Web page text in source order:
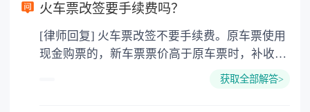
火车票改签要手续费吗？
[律师回复] 火车票改签不要手续费。原车票使用
现金购票的，新车票票价高于原车票时，补收差
额；新车票票价低于原车票时，退还差额，对差
获取全部解答>